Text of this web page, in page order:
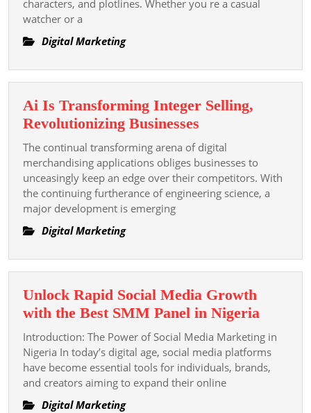
Need
Know
Your
Front-
runner
Shows
characters, and plotlines. Whether you re a casual
watcher or a
Digital Marketing
Ai Is Transforming Integer Selling,
Revolutionizing Businesses
Is
Transforming
Integer
Selling,
The continual transforming arena of digital
merchandising applications obliges businesses to
unceasingly keep an edge over their competitors. With
the continuing furtherance of engineering science, a
major development is emerging
Digital Marketing
Unlock Rapid Social Media Growth
with the Best SMM Panel in Nigeria
Rapid
Social
Media
Introduction: The Power of Social Media Marketing in
Nigeria In today’s digital age, social media platforms
have become essential tools for individuals, brands,
and creators aiming to expand their online
Digital Marketing